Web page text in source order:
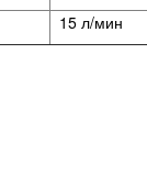
15 л/мин